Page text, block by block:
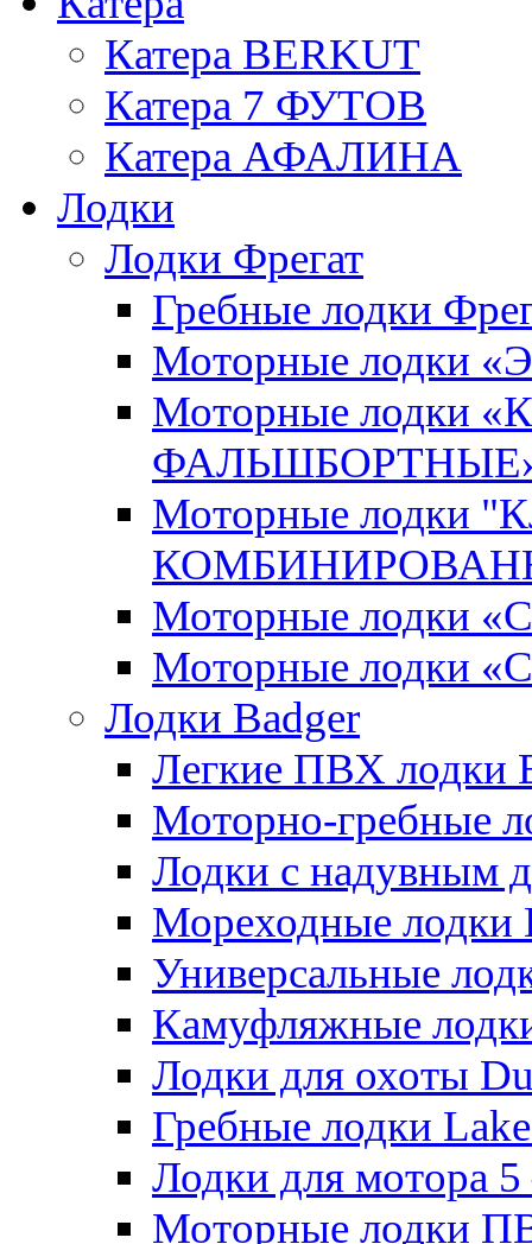
Катера BERKUT
Катера 7 ФУТОВ
Катера АФАЛИНА
Лодки
Лодки Фрегат
Гребные лодки
Моторные лодки
Моторные лодки
Моторные лодки
Моторные
Моторные лодки
Лодки Badger
Легкие ПВХ лодки
Моторно-гребные
Лодки с надувным
Мореходные лодки
Универсальные
Камуфляжные
Лодки для охоты
Гребные лодки
Лодки для мотора
Моторные лодки